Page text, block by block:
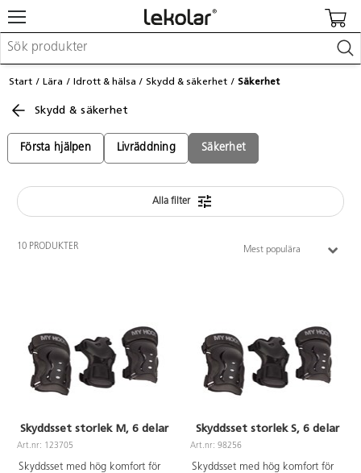
Möbler & inredning
Skapa
Lära
Barnvagnar & småbarnsartiklar
Start Lära Idrott & hälsa Skydd & säkerhet Säkerhet
Skydd & säkerhet
Första hjälpen Livräddning Säkerhet
Alla filter
10 PRODUKTER Mest populära
Skyddsset storlek M, 6 delar
Art.nr: 123705
Skyddsset med hög komfort för
Skyddsset storlek S, 6 delar
Art.nr: 98256
Skyddsset med hög komfort för